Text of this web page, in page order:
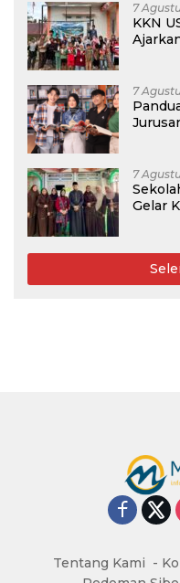
7
KKN
7
7
Gelar
Tentang Kami